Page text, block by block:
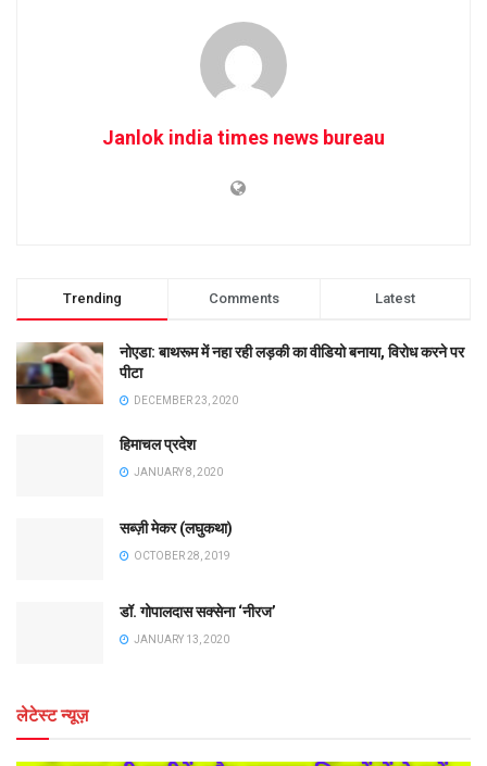
Janlok india times news bureau
Trending Comments Latest
नोएडा: बाथरूम में नहा रही लड़की का वीडियो बनाया, विरोध करने पर
पीटा
DECEMBER 23, 2020
हिमाचल प्रदेश
JANUARY 8, 2020
सब्ज़ी मेकर (लघुकथा)
OCTOBER 28, 2019
डॉ. गोपालदास सक्सेना ‘नीरज’
JANUARY 13, 2020
लेटेस्ट न्यूज़